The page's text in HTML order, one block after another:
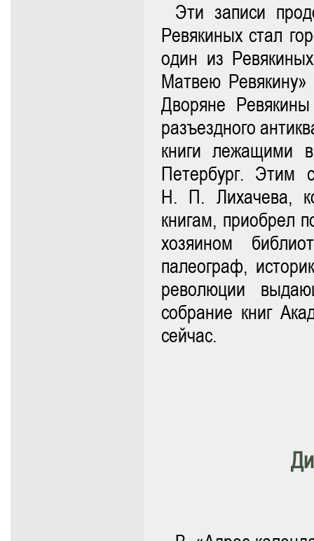
Эти записи
Ревякиных стал
один из
Матвею
Дворяне
разъездного
книги лежащими
Петербург. Этим
Н. П. Лихачева,
книгам, приобрел
хозяином
палеограф,
революции
собрание книг
сейчас.